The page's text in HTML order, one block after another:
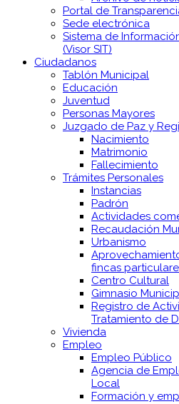
Portal de
Sede electrónica
Sistema de
(Visor SIT)
Ciudadanos
Tablón Municipal
Educación
Juventud
Personas Mayores
Juzgado de Paz y
Nacimiento
Matrimonio
Fallecimiento
Trámites Personales
Instancias
Padrón
Actividades
Recaudación
Urbanismo
fincas
Centro Cultural
Gimnasio
Registro de
Tratamiento de
Vivienda
Empleo
Empleo Público
Agencia de
Local
Formación y